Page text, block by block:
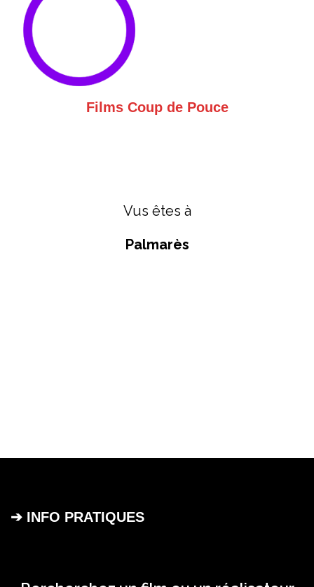
Films Coup de Pouce
Vus êtes à
Palmarès
➔ INFO PRATIQUES